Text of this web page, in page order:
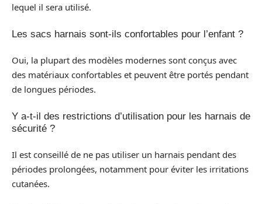
lequel il sera utilisé.
Les sacs harnais sont-ils confortables pour l’enfant ?
Oui, la plupart des modèles modernes sont conçus avec
des matériaux confortables et peuvent être portés pendant
de longues périodes.
Y a-t-il des restrictions d’utilisation pour les harnais de
sécurité ?
Il est conseillé de ne pas utiliser un harnais pendant des
périodes prolongées, notamment pour éviter les irritations
cutanées.